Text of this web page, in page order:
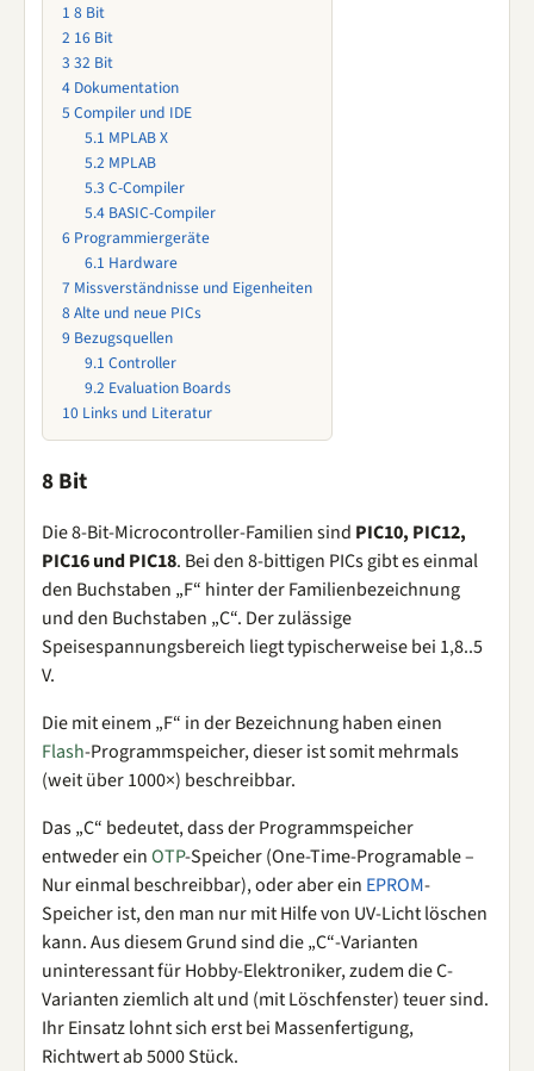
1 8 Bit
2 16 Bit
3 32 Bit
4 Dokumentation
5 Compiler und IDE
5.1 MPLAB X
5.2 MPLAB
5.3 C-Compiler
5.4 BASIC-Compiler
6 Programmiergeräte
6.1 Hardware
7 Missverständnisse und Eigenheiten
8 Alte und neue PICs
9 Bezugsquellen
9.1 Controller
9.2 Evaluation Boards
10 Links und Literatur
8 Bit
Die 8-Bit-Microcontroller-Familien sind PIC10, PIC12,
PIC16 und PIC18. Bei den 8-bittigen PICs gibt es einmal
den Buchstaben „F“ hinter der Familienbezeichnung
und den Buchstaben „C“. Der zulässige
Speisespannungsbereich liegt typischerweise bei 1,8..5
V.
Die mit einem „F“ in der Bezeichnung haben einen
Flash-Programmspeicher, dieser ist somit mehrmals
(weit über 1000×) beschreibbar.
Das „C“ bedeutet, dass der Programmspeicher
entweder einOTP-Speicher (One-Time-Programable –
Nur einmal beschreibbar), oder aber ein EPROM-
Speicher ist, den man nur mit Hilfe von UV-Licht löschen
kann. Aus diesem Grund sind die „C“-Varianten
uninteressant für Hobby-Elektroniker, zudem die C-
Varianten ziemlich alt und (mit Löschfenster) teuer sind.
Ihr Einsatz lohnt sich erst bei Massenfertigung,
Richtwert ab 5000 Stück.